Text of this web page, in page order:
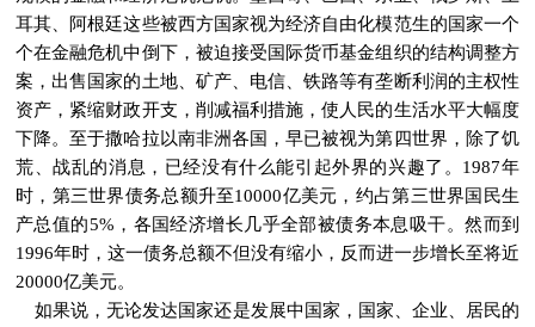
耳其、阿根廷这些被西方国家视为经济自由化模范生的国家一个
个在金融危机中倒下，被迫接受国际货币基金组织的结构调整方
案，出售国家的土地、矿产、电信、铁路等有垄断利润的主权性
资产，紧缩财政开支，削减福利措施，使人民的生活水平大幅度
下降。至于撒哈拉以南非洲各国，早已被视为第四世界，除了饥
荒、战乱的消息，已经没有什么能引起外界的兴趣了。1987年
时，第三世界债务总额升至10000亿美元，约占第三世界国民生
产总值的5%，各国经济增长几乎全部被债务本息吸干。然而到
1996年时，这一债务总额不但没有缩小，反而进一步增长至将近
20000亿美元。
如果说，无论发达国家还是发展中国家，国家、企业、居民的